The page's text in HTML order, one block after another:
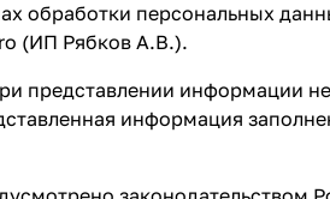
обработки персональных
(ИП Рябков А.В.).
представлении информации
информация